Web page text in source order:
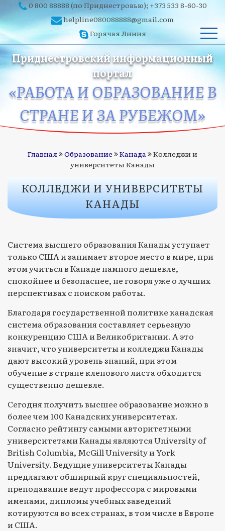
0 800 88888 (по Приднестровью); +373 533 8-60-30
helpline080088888@gmail.com
Горячая Линия
Приднестровский информационный
портал
«РАБОТА И ОБРАЗОВАНИЕ В
СТРАНЕ И ЗА РУБЕЖОМ»
Главная Образование Канада
Колледжи и
университеты Канады
КОЛЛЕДЖИ И УНИВЕРСИТЕТЫ
КАНАДЫ
Система высшего образования Канады уступает
только США и занимает второе место в мире, при
этом учиться в Канаде намного дешевле,
спокойнее и безопаснее, не говоря уже о лучших
перспективах с поиском работы.
Благодаря государственной политике канадская
система образования составляет серьезную
конкуренцию США и Великобритании. А это
значит, что университеты и колледжи Канады
дают высокий уровень знаний, при этом
обучение в стране кленового листа обходится
существенно дешевле.
Сегодня получить высшее образование можно в
более чем 100 Канадских университетах.
Согласно рейтингу самыми авторитетными
университетами Канады являются University of
British Columbia, McGill University и York
University. Ведущие университеты Канады
предлагают обширный круг специальностей,
преподавание ведут профессора с мировыми
именами, дипломы учебных заведений
котируются во всех странах, в том числе в Европе
и США.